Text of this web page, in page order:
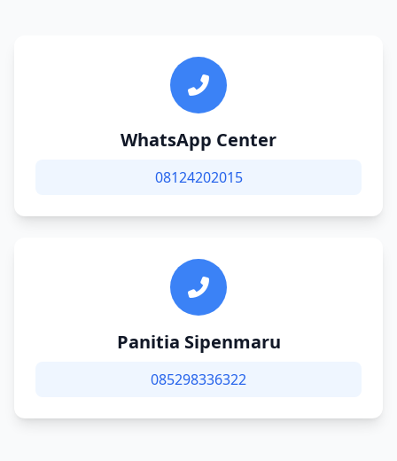
WhatsApp Center
08124202015
Panitia Sipenmaru
085298336322